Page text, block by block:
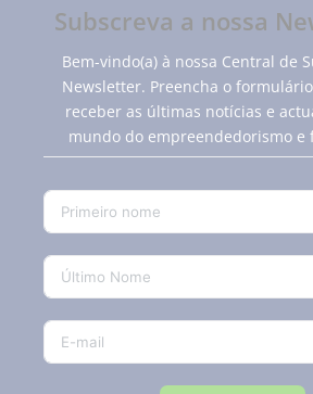
Subscreva a nossa
Bem-vindo(a) à nossa Central de
Newsletter. Preencha o
receber as últimas notícias e
mundo do empreendedorismo e